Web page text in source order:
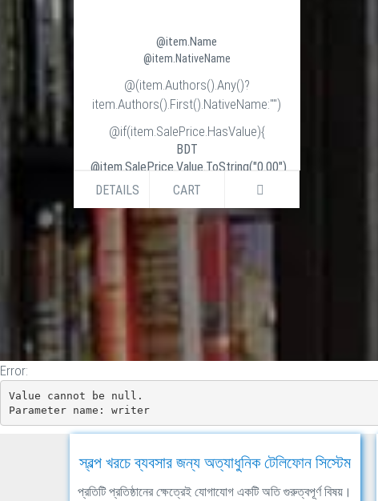
@item.Name
@item.NativeName
@(item.Authors().Any()?
item.Authors().First().NativeName:"")
@if(item.SalePrice.HasValue){
BDT
@item.SalePrice.Value.ToString("0.00")
BDT
}else if (item.ListPrice.HasValue) {
@item.ListPrice.Value.ToString("0.00")
DETAILS CART
Error:
Value cannot be null.
Parameter name: writer
স্বল্প খরচে ব্যবসার জন্য অত্যাধুনিক টেলিফোন সিস্টেম
প্রতিটি প্রতিষ্ঠানের ক্ষেত্রেই যোগাযোগ একটি অতি গুরুত্বপূর্ণ বিষয়।